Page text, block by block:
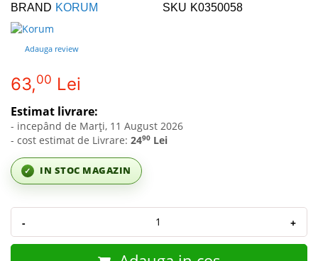
the
images
gallery
of
the
images
gallery
BRAND KORUM SKU K0350058
Adauga review
63,00 Lei
✓ IN STOC MAGAZIN
Estimat livrare:
- incepând de Marți, 11 August 2026
- cost estimat de Livrare: 2490 Lei
- +